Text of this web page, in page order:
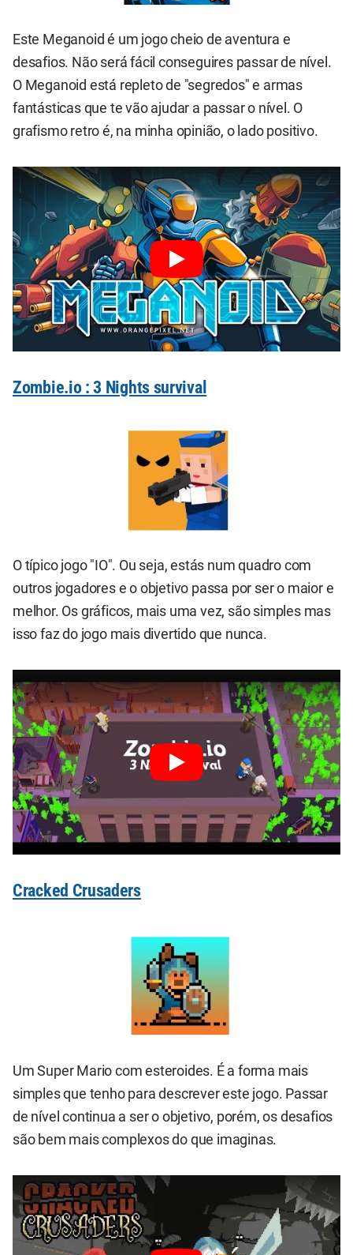
Este Meganoid é um jogo cheio de aventura e
desafios. Não será fácil conseguires passar de nível.
O Meganoid está repleto de "segredos" e armas
fantásticas que te vão ajudar a passar o nível. O
grafismo retro é, na minha opinião, o lado positivo.
Zombie.io : 3 Nights survival
O típico jogo "IO". Ou seja, estás num quadro com
outros jogadores e o objetivo passa por ser o maior e
melhor. Os gráficos, mais uma vez, são simples mas
isso faz do jogo mais divertido que nunca.
Cracked Crusaders
Um Super Mario com esteroides. É a forma mais
simples que tenho para descrever este jogo. Passar
de nível continua a ser o objetivo, porém, os desafios
são bem mais complexos do que imaginas.